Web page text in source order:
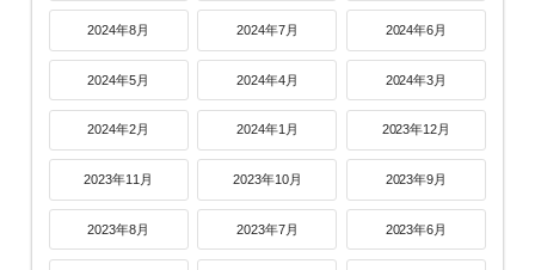
2024年8月 2024年7月 2024年6月
2024年5月 2024年4月 2024年3月
2024年2月 2024年1月 2023年12月
2023年11月 2023年10月 2023年9月
2023年8月 2023年7月 2023年6月